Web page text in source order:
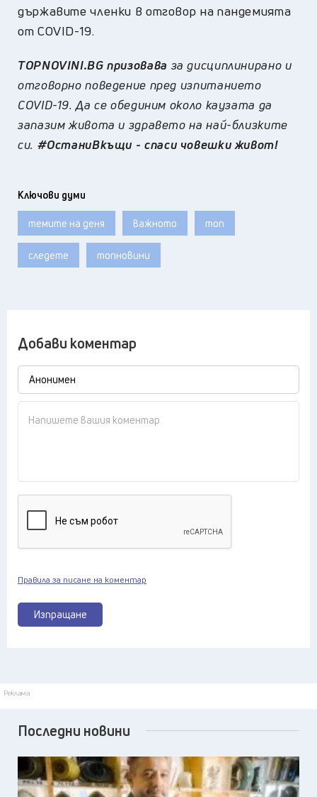
държавите членки в отговор на пандемията
от COVID-19.
TOPNOVINI.BG призовава за дисциплинирано и
отговорно поведение пред изпитанието
COVID-19. Да се обединим около каузата да
запазим живота и здравето на най-близките
си. #ОстаниВкъщи - спаси човешки живот!
Ключови думи
темите на деня важното топ
следете топновини
Добави коментар
Изпращане
Правила за писане на коментар
Реклама
Последни новини